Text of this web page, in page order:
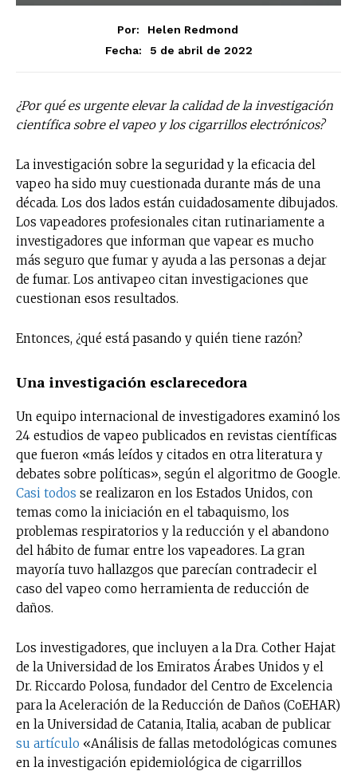
Por:
Helen Redmond
Fecha:
5 de abril de 2022
¿Por qué es urgente elevar la calidad de la investigación
científica sobre el vapeo y los cigarrillos electrónicos?
La investigación sobre la seguridad y la eficacia del
vapeo ha sido muy cuestionada durante más de una
década. Los dos lados están cuidadosamente dibujados.
Los vapeadores profesionales citan rutinariamente a
investigadores que informan que vapear es mucho
más seguro que fumar y ayuda a las personas a dejar
de fumar. Los antivapeo citan investigaciones que
cuestionan esos resultados.
Entonces, ¿qué está pasando y quién tiene razón?
Una investigación esclarecedora
Un equipo internacional de investigadores examinó los
24 estudios de vapeo publicados en revistas científicas
que fueron «más leídos y citados en otra literatura y
debates sobre políticas», según el algoritmo de Google.
Casi todos se realizaron en los Estados Unidos, con
temas como la iniciación en el tabaquismo, los
problemas respiratorios y la reducción y el abandono
del hábito de fumar entre los vapeadores. La gran
mayoría tuvo hallazgos que parecían contradecir el
caso del vapeo como herramienta de reducción de
daños.
Los investigadores, que incluyen a la Dra. Cother Hajat
de la Universidad de los Emiratos Árabes Unidos y el
Dr. Riccardo Polosa, fundador del Centro de Excelencia
para la Aceleración de la Reducción de Daños (CoEHAR)
en la Universidad de Catania, Italia, acaban de publicar
su artículo «Análisis de fallas metodológicas comunes
en la investigación epidemiológica de cigarrillos